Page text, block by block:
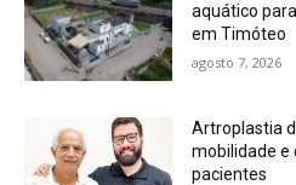
aquático
em Timóteo
agosto 7, 2026
Artroplastia
mobilidade e
pacientes